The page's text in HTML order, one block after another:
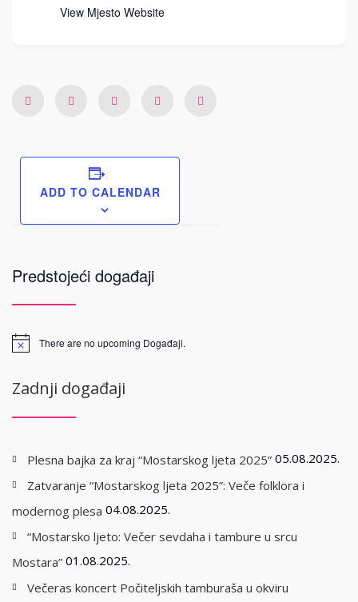
View Mjesto Website
ADD TO CALENDAR
Predstojeći događaji
There are no upcoming Događaji.
Zadnji događaji
Plesna bajka za kraj “Mostarskog ljeta 2025” 05.08.2025.
Zatvaranje “Mostarskog ljeta 2025”: Veče folklora i
modernog plesa 04.08.2025.
“Mostarsko ljeto: Večer sevdaha i tambure u srcu
Mostara” 01.08.2025.
Večeras koncert Počiteljskih tamburaša u okviru